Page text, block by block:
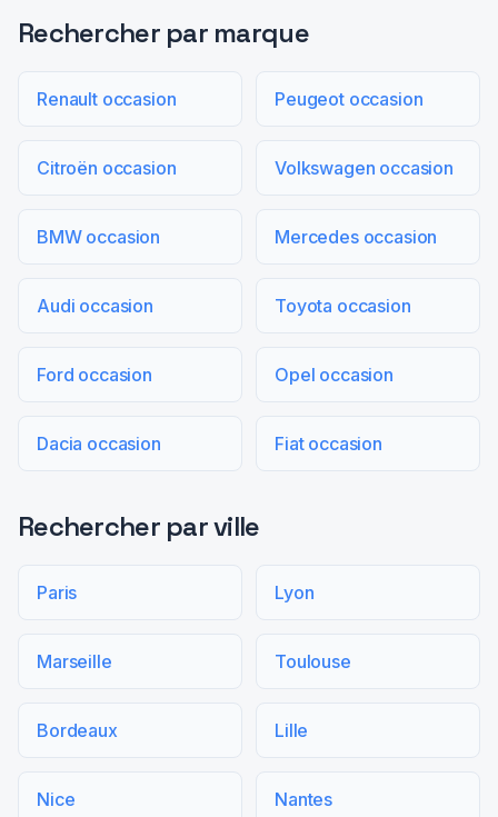
Rechercher par marque
Renault occasion Peugeot occasion
Citroën occasion Volkswagen occasion
BMW occasion Mercedes occasion
Audi occasion Toyota occasion
Ford occasion Opel occasion
Dacia occasion Fiat occasion
Rechercher par ville
Paris Lyon
Marseille Toulouse
Bordeaux Lille
Nice Nantes